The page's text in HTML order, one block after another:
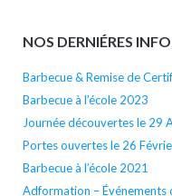
NOS DERNIÉRES
Barbecue & Remise de
Barbecue à l’école 2023
Journée découvertes le 29
Portes ouvertes le 26
Barbecue à l’école 2021
Adformation – Événements